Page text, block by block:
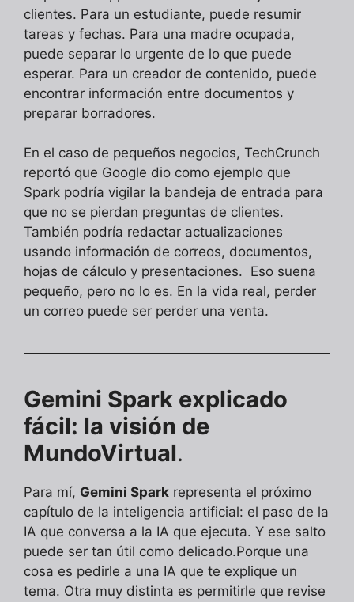
clientes. Para un estudiante, puede resumir
tareas y fechas. Para una madre ocupada,
puede separar lo urgente de lo que puede
esperar. Para un creador de contenido, puede
encontrar información entre documentos y
preparar borradores.
En el caso de pequeños negocios, TechCrunch
reportó que Google dio como ejemplo que
Spark podría vigilar la bandeja de entrada para
que no se pierdan preguntas de clientes.
También podría redactar actualizaciones
usando información de correos, documentos,
hojas de cálculo y presentaciones. Eso suena
pequeño, pero no lo es. En la vida real, perder
un correo puede ser perder una venta.
Gemini Spark explicado
fácil: la visión de
MundoVirtual.
Para mí, Gemini Spark representa el próximo
capítulo de la inteligencia artificial: el paso de la
IA que conversa a la IA que ejecuta. Y ese salto
puede ser tan útil como delicado.Porque una
cosa es pedirle a una IA que te explique un
tema. Otra muy distinta es permitirle que revise